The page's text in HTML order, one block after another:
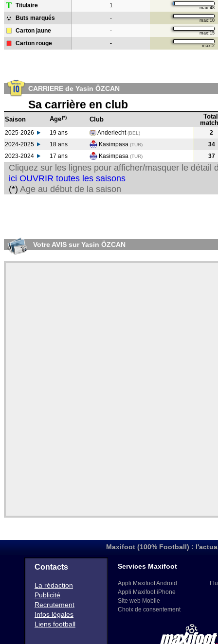
T Titulaire 1 max:48
Buts marqués - max:10
Carton jaune - max:15
Carton rouge - max:2
CARRIERE de Yasin ÖZCAN
Sa carrière en club
Saison Age(*) Club
Total
2025-2026 19 ans Anderlecht(BEL)
2
2024-2025
18 ans Kasimpasa (TUR)
34
2023-2024
17 ans Kasimpasa (TUR) 37
Cliquez sur les lignes pour afficher/masquer le détail
ici OUVRIR toutes les saisons
(*) Age au début de la saison
Votre AVIS sur Yasin ÖZCAN
Maxifoot (100% Football) :
Contacts
La rédaction
Publicité
Recrutement
Infos légales
Liens football
Services Maxifoot
Appli Maxifoot Android
Appli Maxifoot iPhone
Site web Mobile
Choix de consentement